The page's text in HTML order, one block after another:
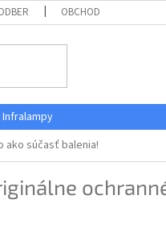
OBCHODNÉ PODMIENKY
Infralampy
ako súčasť balenia!